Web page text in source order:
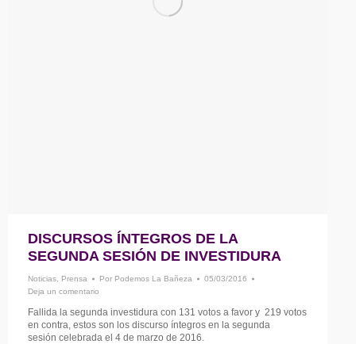
DISCURSOS ÍNTEGROS DE LA
SEGUNDA SESIÓN DE INVESTIDURA
Noticias Prensa Por Podemos La Bañeza
05/03/2016
Deja un comentario
Fallida la segunda investidura con 131 votos a favor y 219 votos
en contra, estos son los discurso íntegros en la segunda
sesión celebrada el 4 de marzo de 2016.